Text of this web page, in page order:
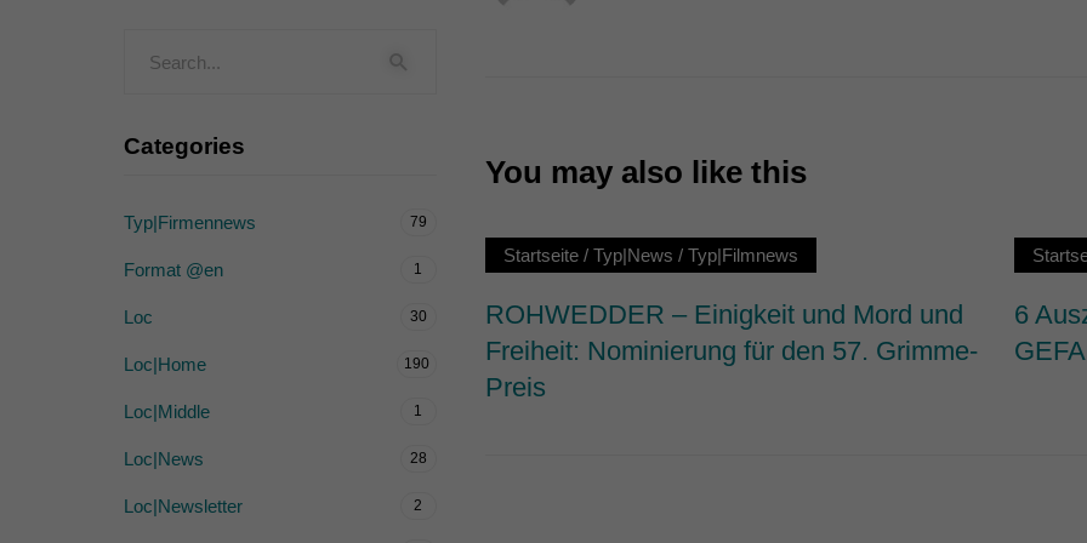
You may also like this
Startseite/ Typ|News / Typ|Filmnews
ROHWEDDER – Einigkeit und Mord und
Freiheit: Nominierung für den 57. Grimme-
Preis
6
Categories
Typ|Firmennews 79
Format @en 1
Loc 30
Loc|Home 190
Loc|Middle 1
Loc|News 28
Loc|Newsletter 2
Inhalte von Videoplattformen und Social-Media-Plattformen werden standardmäßig blockiert. Wenn Cookies
powered by Borlabs Cookie